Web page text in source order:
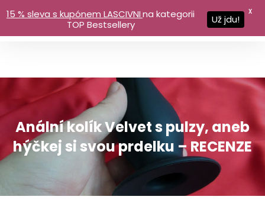
Anální kolík Velvet s pulzy, aneb
hýčkej si svou prdelku – RECENZE
15 % sleva s kupónem LASCIVNIna kategorii
TOP Bestsellery
Už jdu!
X